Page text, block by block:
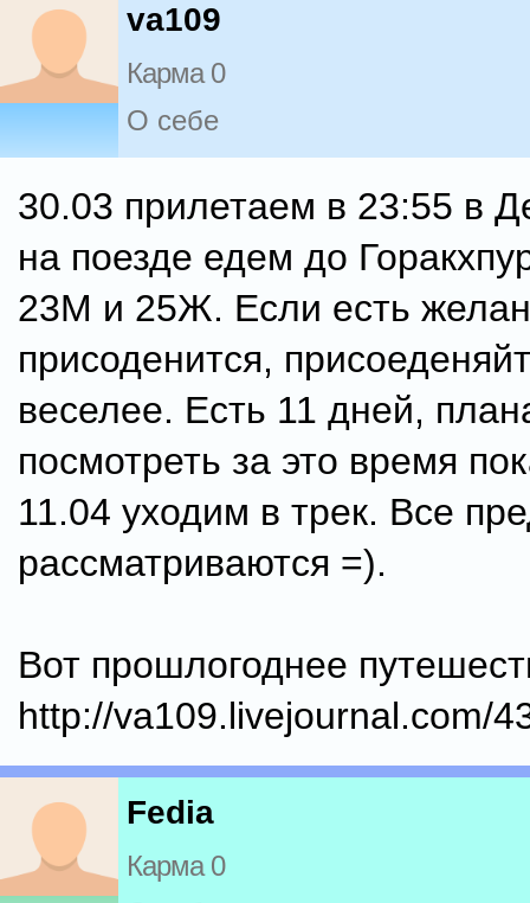
va109
Карма 0
О себе
30.03 прилетаем в 23:55 в
на поезде едем до
23М и 25Ж. Если есть
присоденится,
веселее. Есть 11 дней,
посмотреть за это время
11.04 уходим в трек. Все
рассматриваются =).
Вот прошлогоднее
http://va109.livejournal.com/
Fedia
Карма 0